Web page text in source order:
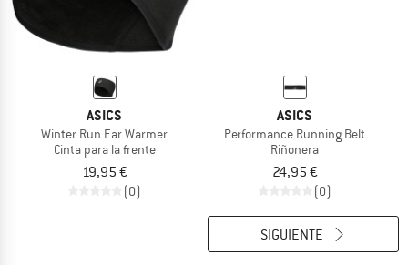
ASICS
Winter Run Ear Warmer
Cinta para la frente
19,95 €
(0)
ASICS
Performance Running Belt
Riñonera
24,95 €
(0)
SIGUIENTE